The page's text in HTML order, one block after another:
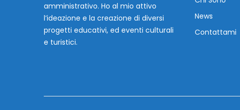
amministrativo. Ho al mio attivo
l’ideazione e la creazione di diversi
progetti educativi, ed eventi culturali
e turistici.
News
Contattami